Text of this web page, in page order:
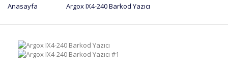
Anasayfa Argox IX4-240 Barkod Yazıcı